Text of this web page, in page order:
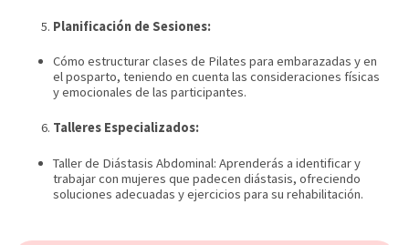
Planificación de Sesiones:
Cómo estructurar clases de Pilates para embarazadas y en
el posparto, teniendo en cuenta las consideraciones físicas
y emocionales de las participantes.
Talleres Especializados:
Taller de Diástasis Abdominal: Aprenderás a identificar y
trabajar con mujeres que padecen diástasis, ofreciendo
soluciones adecuadas y ejercicios para su rehabilitación.